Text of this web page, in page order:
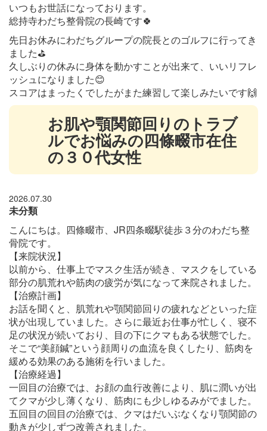
いつもお世話になっております。
総持寺わだち整骨院の長崎です🍀
先日お休みにわだちグループの院長とのゴルフに行ってき
ました⛳️
久しぶりの休みに身体を動かすことが出来て、いいリフレ
ッシュになりました😊
スコアはまったくでしたがまた練習して楽しみたいです🙌
お肌や顎関節回りのトラブ
ルでお悩みの四條畷市在住
の３０代女性
2026.07.30
未分類
こんにちは。四條畷市、JR四条畷駅徒歩３分のわだち整
骨院です。
【来院状況】
以前から、仕事上でマスク生活が続き、マスクをしている
部分の肌荒れや筋肉の疲労が気になって来院されました。
【治療計画】
お話を聞くと、肌荒れや顎関節回りの疲れなどといった症
状が出現していました。さらに最近お仕事が忙しく、寝不
足の状況が続いており、目の下にクマもある状態でした。
そこで“美顔鍼”という顔周りの血流を良くしたり、筋肉を
緩める効果のある施術を行いました。
【治療経過】
一回目の治療では、お顔の血行改善により、肌に潤いが出
てクマが少し薄くなり、筋肉にも少しゆるみがでました。
五回目の回目の治療では、クマはだいぶなくなり顎関節の
動きが少しずつ改善されました。